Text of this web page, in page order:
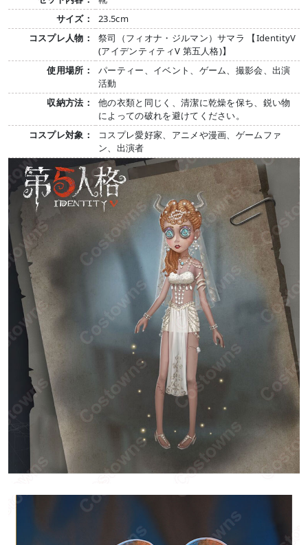
サイズ：
23.5cm
コスプレ人物：
祭司（フィオナ・ジルマン）サマラ 【IdentityV
(アイデンティティV 第五人格)】
使用場所：
パーティー、イベント、ゲーム、撮影会、出演
活動
収納方法：
他の衣類と同じく、清潔に乾燥を保ち、鋭い物
によっての破れを避けてください。
コスプレ対象：
コスプレ愛好家、アニメや漫画、ゲームファ
ン、出演者